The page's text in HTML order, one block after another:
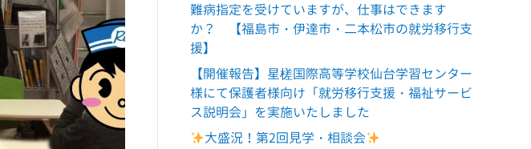
難病指定を受けていますが、仕事はできます
か？ 【福島市・伊達市・二本松市の就労移行支
援】
【開催報告】星槎国際高等学校仙台学習センター
様にて保護者様向け「就労移行支援・福祉サービ
ス説明会」を実施いたしました
大盛況！第2回見学・相談会